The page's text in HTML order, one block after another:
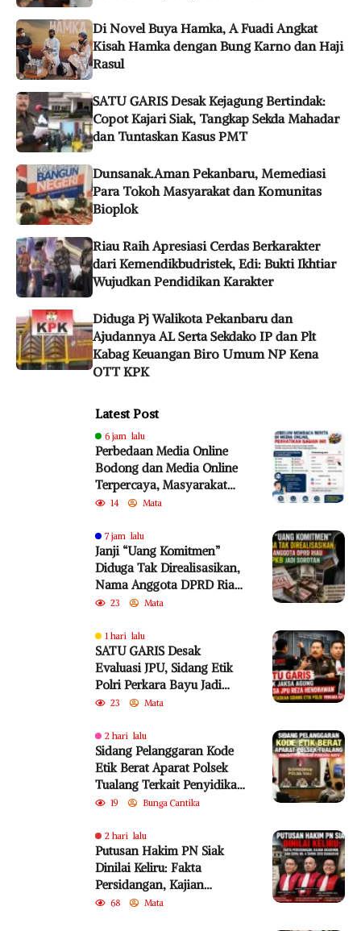
Di Novel Buya Hamka, A Fuadi Angkat
Kisah Hamka dengan Bung Karno dan Haji
Rasul
SATU GARIS Desak Kejagung Bertindak:
Copot Kajari Siak, Tangkap Sekda Mahadar
dan Tuntaskan Kasus PMT
Dunsanak.Aman Pekanbaru, Memediasi
Para Tokoh Masyarakat dan Komunitas
Bioplok
Riau Raih Apresiasi Cerdas Berkarakter
dari Kemendikbudristek, Edi: Bukti Ikhtiar
Wujudkan Pendidikan Karakter
Diduga Pj Walikota Pekanbaru dan
Ajudannya AL Serta Sekdako IP dan Plt
Kabag Keuangan Biro Umum NP Kena
OTT KPK
Latest Post
6 jam lalu
Perbedaan Media Online
Bodong dan Media Online
Terpercaya, Masyarakat
Diminta Lebih Cermat
14 Mata
7 jam lalu
Janji “Uang Komitmen”
Diduga Tak Direalisasikan,
Nama Anggota DPRD Riau
dari PKB Jadi Sorotan
23 Mata
1 hari lalu
SATU GARIS Desak
Evaluasi JPU, Sidang Etik
Polri Perkara Bayu Jadi
Sorotan
23 Mata
2 hari lalu
Sidang Pelanggaran Kode
Etik Berat Aparat Polsek
Tualang Terkait Penyidikan
Perkara Bayu
19 Bunga Cantika
2 hari lalu
Putusan Hakim PN Siak
Dinilai Keliru: Fakta
Persidangan, Kajian
Akademik, dan SEMA No. 4
68 Mata